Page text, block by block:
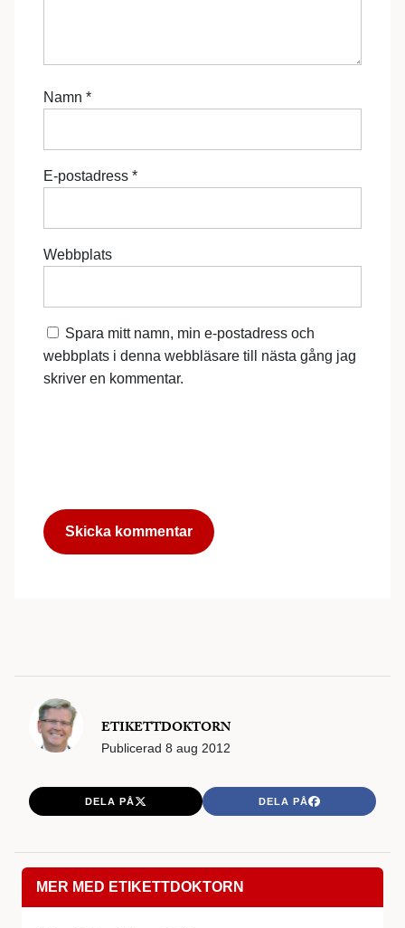
Namn *
E-postadress *
Webbplats
Spara mitt namn, min e-postadress och
webbplats i denna webbläsare till nästa gång jag
skriver en kommentar.
ETIKETTDOKTORN
Publicerad 8 aug 2012
DELA PÅ DELA PÅ
MER MED ETIKETTDOKTORN